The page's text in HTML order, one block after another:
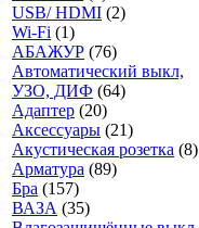
USB/ HDMI (2)
Wi-Fi (1)
АБАЖУР (76)
Автоматический выкл,
УЗО, ДИФ (64)
Адаптер (20)
Аксесcуары (21)
Акустическая розетка (8)
Арматура (89)
Бра (157)
ВАЗА (35)